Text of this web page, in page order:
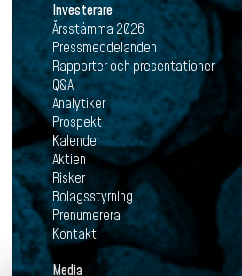
Investerare
Årsstämma 2026
Pressmeddelanden
Rapporter och presentationer
Q&A
Analytiker
Prospekt
Kalender
Aktien
Risker
Bolagsstyrning
Prenumerera
Kontakt
Media